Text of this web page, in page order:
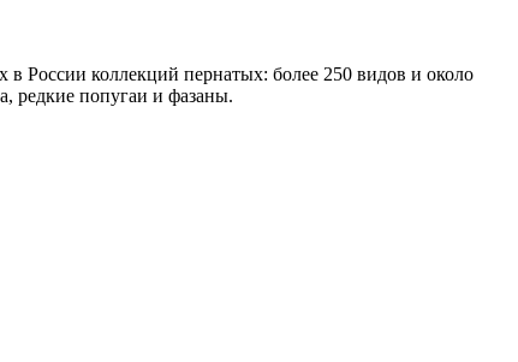
России коллекций пернатых: более 250 видов и около
редкие попугаи и фазаны.